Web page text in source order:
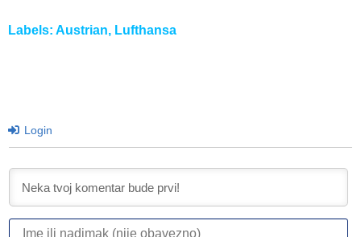
Labels: Austrian, Lufthansa
Login